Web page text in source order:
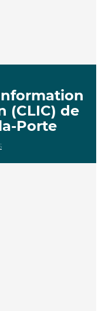
(CLIC) de
Porte